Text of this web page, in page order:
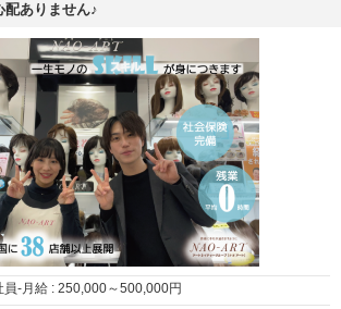
配ありません♪
員-月給 : 250,000～500,000円